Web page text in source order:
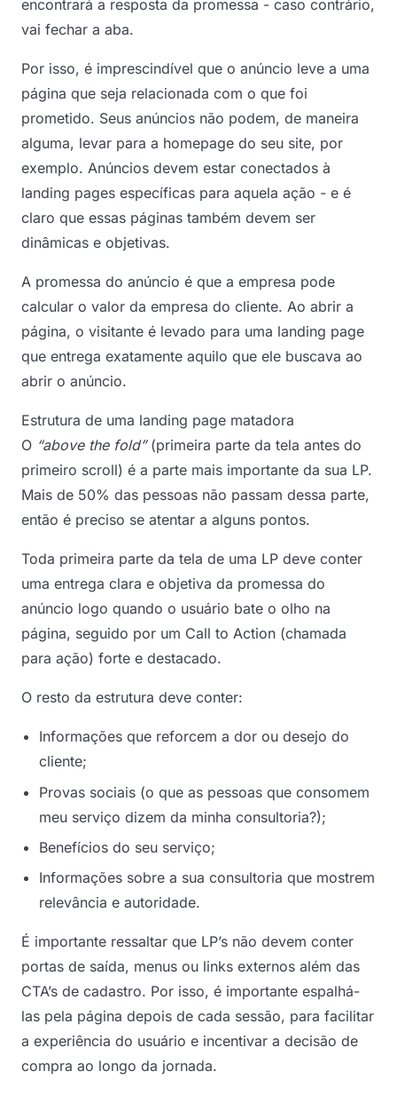
encontrará a resposta da promessa - caso contrário,
vai fechar a aba.
Por isso, é imprescindível que o anúncio leve a uma
página que seja relacionada com o que foi
prometido. Seus anúncios não podem, de maneira
alguma, levar para a homepage do seu site, por
exemplo. Anúncios devem estar conectados à
landing pages específicas para aquela ação - e é
claro que essas páginas também devem ser
dinâmicas e objetivas.
A promessa do anúncio é que a empresa pode
calcular o valor da empresa do cliente. Ao abrir a
página, o visitante é levado para uma landing page
que entrega exatamente aquilo que ele buscava ao
abrir o anúncio.
Estrutura de uma landing page matadora
O “above the fold” (primeira parte da tela antes do
primeiro scroll) é a parte mais importante da sua LP.
Mais de 50% das pessoas não passam dessa parte,
então é preciso se atentar a alguns pontos.
Toda primeira parte da tela de uma LP deve conter
uma entrega clara e objetiva da promessa do
anúncio logo quando o usuário bate o olho na
página, seguido por um Call to Action (chamada
para ação) forte e destacado.
O resto da estrutura deve conter:
Informações que reforcem a dor ou desejo do
cliente;
Provas sociais (o que as pessoas que consomem
meu serviço dizem da minha consultoria?);
Benefícios do seu serviço;
Informações sobre a sua consultoria que mostrem
relevância e autoridade.
É importante ressaltar que LP’s não devem conter
portas de saída, menus ou links externos além das
CTA’s de cadastro. Por isso, é importante espalhá-
las pela página depois de cada sessão, para facilitar
a experiência do usuário e incentivar a decisão de
compra ao longo da jornada.